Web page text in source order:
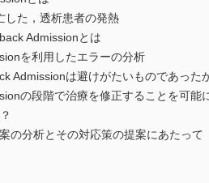
た，透析患者の発熱
Admissionとは
を利用したエラーの分析
Admissionは避けがたいものであった
の段階で治療を修正することを可能
の分析とその対応策の提案にあたって